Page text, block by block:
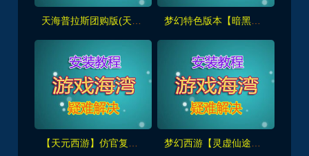
梦幻特色版本【暗黑西游】暗黑副本-大陆-神器-称号等众多新鲜玩法，带全套源码及外网架设教程
【天元西游】仿官复古第三版,仿官版,一键组队助战，带全套源码+玩法攻略+局域外网架设教程 梦幻西游【灵虚仙途重置版】群服版,最新全套源码+玩法攻略+内置GM+详细搭建教程